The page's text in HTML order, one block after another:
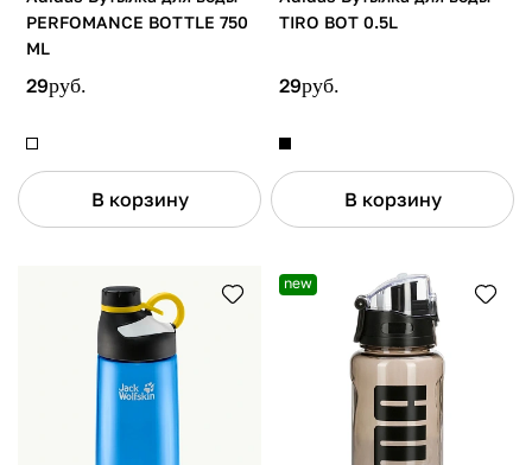
PERFOMANCE BOTTLE 750
ML
29руб.
В корзину
TIRO BOT 0.5L
29руб.
В корзину
new